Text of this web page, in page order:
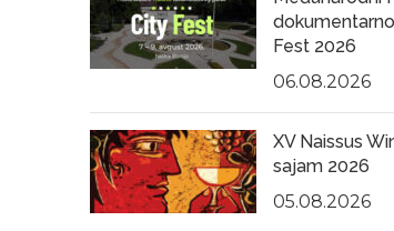
Fest 2026
06.08.2026
XV Naissus
sajam 2026
05.08.2026